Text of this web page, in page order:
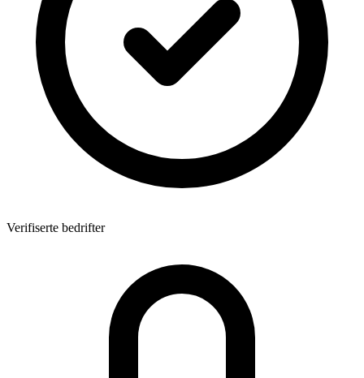
Verifiserte bedrifter